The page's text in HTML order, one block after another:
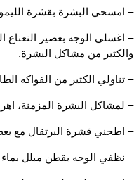
– امسحي البشرة بقشرة
– اغسلي الوجه بعصير النعناع
والكثير من مشاكل البشرة.
– تناولي الكثير من الفواكه
– لمشاكل البشرة المزمنة،
– اطحني قشرة البرتقال مع
– نظفي الوجه بقطن مبلل بماء